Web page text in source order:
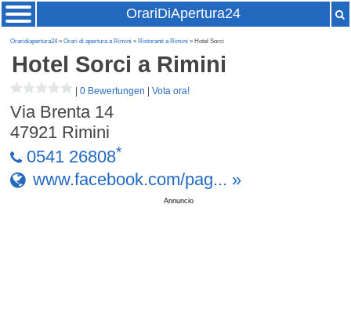
OrariDiApertura24
Oraridiapertura24»Orari di apertura a Rimini » Ristoranti a Rimini » Hotel Sorci
Hotel Sorci a Rimini
|0 Bewertungen |Vota ora!
Via Brenta 14
47921 Rimini
0541 26808*
www.facebook.com/pag... »
Annuncio